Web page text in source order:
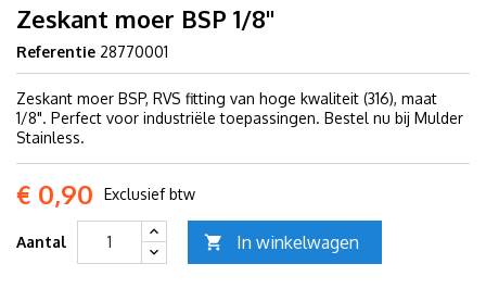
Zeskant moer BSP 1/8"
Referentie 28770001
Zeskant moer BSP, RVS fitting van hoge kwaliteit (316), maat
1/8". Perfect voor industriële toepassingen. Bestel nu bij Mulder
Stainless.
€ 0,90 Exclusief btw
Aantal  In winkelwagen